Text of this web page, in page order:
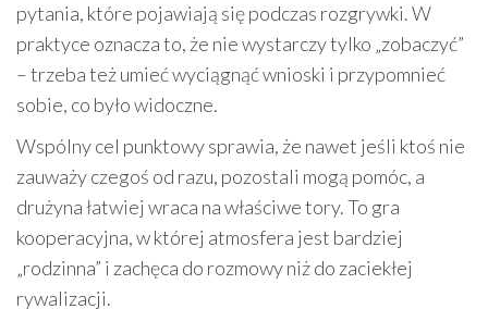
pytania, które pojawiają się podczas rozgrywki. W
praktyce oznacza to, że nie wystarczy tylko „zobaczyć”
– trzeba też umieć wyciągnąć wnioski i przypomnieć
sobie, co było widoczne.
Wspólny cel punktowy sprawia, że nawet jeśli ktoś nie
zauważy czegoś od razu, pozostali mogą pomóc, a
drużyna łatwiej wraca na właściwe tory. To gra
kooperacyjna, w której atmosfera jest bardziej
„rodzinna” i zachęca do rozmowy niż do zaciekłej
rywalizacji.